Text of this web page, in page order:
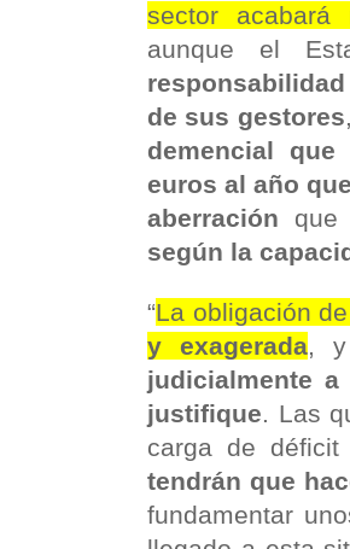
sector
aunque el
de sus gestores
demencial
euros al año
aberración que
según la
“La obligación
y exagerada, y
judicialmente
justifique. Las
carga de
tendrán que
fundamentar